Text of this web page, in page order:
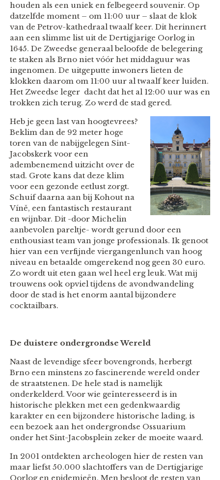
houden als een uniek en felbegeerd souvenir. Op
datzelfde moment – om 11:00 uur – slaat de klok
van de Petrov-kathedraal twaalf keer. Dit herinnert
aan een slimme list uit de Dertigjarige Oorlog in
1645. De Zweedse generaal beloofde de belegering
te staken als Brno niet vóór het middaguur was
ingenomen. De uitgeputte inwoners lieten de
klokken daarom om 11:00 uur al twaalf keer luiden.
Het Zweedse leger dacht dat het al 12:00 uur was en
trokken zich terug. Zo werd de stad gered.
Heb je geen last van hoogtevrees?
Beklim dan de 92 meter hoge
toren van de nabijgelegen Sint-
Jacobskerk voor een
adembenemend uitzicht over de
stad. Grote kans dat deze klim
voor een gezonde eetlust zorgt.
Schuif daarna aan bij Kohout na
Víně, een fantastisch restaurant
en wijnbar. Dit -door Michelin
aanbevolen pareltje- wordt gerund door een
enthousiast team van jonge professionals. Ik genoot
hier van een verfijnde viergangenlunch van hoog
niveau en betaalde omgerekend nog geen 30 euro.
Zo wordt uit eten gaan wel heel erg leuk. Wat mij
trouwens ook opviel tijdens de avondwandeling
door de stad is het enorm aantal bijzondere
cocktailbars.
De duistere ondergrondse Wereld
Naast de levendige sfeer bovengronds, herbergt
Brno een minstens zo fascinerende wereld onder
de straatstenen. De hele stad is namelijk
onderkelderd. Voor wie geïnteresseerd is in
historische plekken met een gedenkwaardig
karakter en een bijzondere historische lading, is
een bezoek aan het ondergrondse Ossuarium
onder het Sint-Jacobsplein zeker de moeite waard.
In 2001 ontdekten archeologen hier de resten van
maar liefst 50.000 slachtoffers van de Dertigjarige
Oorlog en epidemieën. Men besloot de resten van